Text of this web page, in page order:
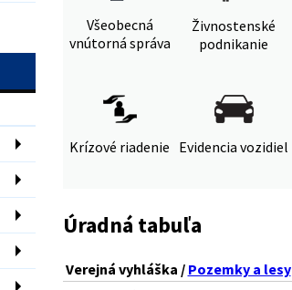
Všeobecná
vnútorná správa
Živnostenské
podnikanie
Krízové riadenie Evidencia vozidiel
Úradná tabuľa
Verejná vyhláška / Pozemky a lesy